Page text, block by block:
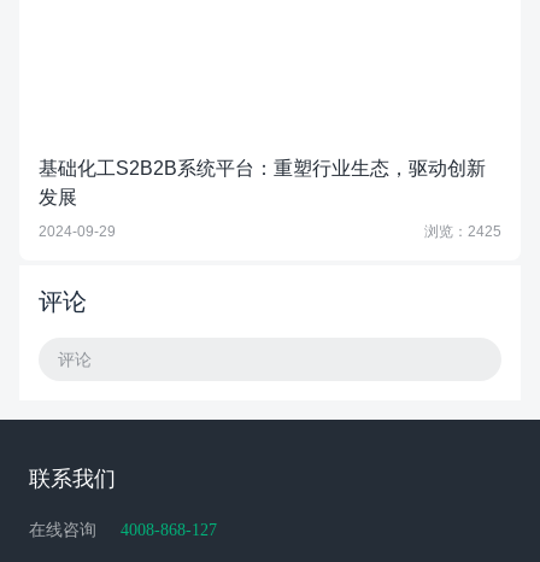
基础化工S2B2B系统平台：重塑行业生态，驱动创新
发展
2024-09-29 浏览：2425
评论
评论
联系我们
在线咨询 4008-868-127